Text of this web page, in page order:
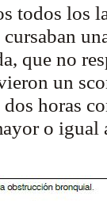
todos los
cursaban
que no
un
horas
o